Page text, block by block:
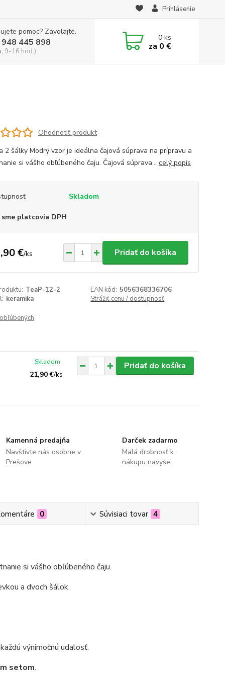
Prihlásenie
pomoc? Zavolajte.
445 898
9-16 hod.)
0ks
za 0 €
Ohodnotiť produkt
2 šálky Modrý vzor je ideálna čajová súprava na prípravu a
si vášho obľúbeného čaju. Čajová súprava... celý popis
Skladom
sme platcovia DPH
€/ks Pridať do košíka
TeaP-12-2 EAN kód: 5056368336706
keramika Strážiť cenu / dostupnosť
21,90 €/ks
Skladom Pridať do košíka
Kamenná predajňa
Navštívte nás osobne v
Prešove
Darček zadarmo
Malá drobnosť k
nákupu navyše
0 Súvisiaci tovar 4
si vášho obľúbeného čaju.
a dvoch šálok.
výnimočnú udalosť.
setom.